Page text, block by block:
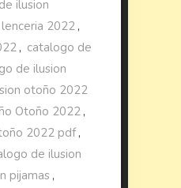
ilusion
2022,
, catalogo de
de ilusion
otoño 2022
Otoño 2022 ,
2022 pdf,
de ilusion
pijamas ,